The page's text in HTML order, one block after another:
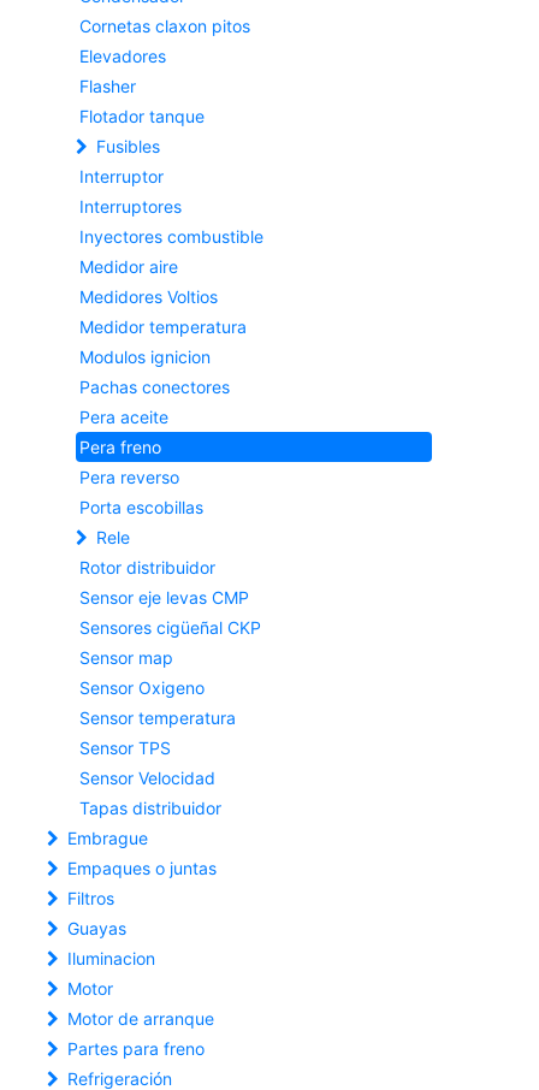
Cornetas claxon pitos
Elevadores
Flasher
Flotador tanque
Fusibles
Interruptor
Interruptores
Inyectores combustible
Medidor aire
Medidores Voltios
Medidor temperatura
Modulos ignicion
Pachas conectores
Pera aceite
Pera freno
Pera reverso
Porta escobillas
Rele
Rotor distribuidor
Sensor eje levas CMP
Sensores cigüeñal CKP
Sensor map
Sensor Oxigeno
Sensor temperatura
Sensor TPS
Sensor Velocidad
Tapas distribuidor
Embrague
Empaques o juntas
Filtros
Guayas
Iluminacion
Motor
Motor de arranque
Partes para freno
Refrigeración